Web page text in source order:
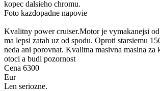
kopec dalsieho chromu.
Foto kazdopadne napovie
Kvalitny power cruiser.Motor je vymakanejsi
ma lepsi zatah uz od spodu. Oproti starsiemu
neda ani porovnat. Kvalitna masivna masina za
otoci a budi pozornost
Cena 6300
Eur
Len seriozne.